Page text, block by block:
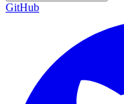
GitHub